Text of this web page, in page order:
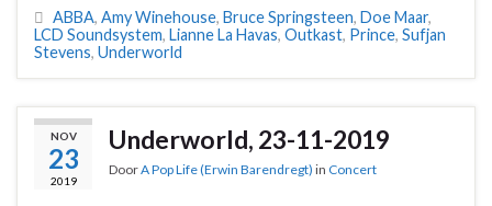
ABBA, Amy Winehouse, Bruce Springsteen, Doe Maar,
LCD Soundsystem, Lianne La Havas, Outkast, Prince, Sufjan
Stevens, Underworld
NOV
23
2019
Underworld, 23-11-2019
DoorA Pop Life (Erwin Barendregt) in Concert